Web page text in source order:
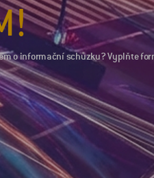
o informační schůzku? Vyplňte